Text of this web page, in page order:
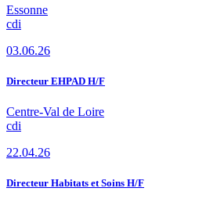
Essonne
cdi
03.06.26
Directeur EHPAD H/F
Centre-Val de Loire
cdi
22.04.26
Directeur Habitats et Soins H/F